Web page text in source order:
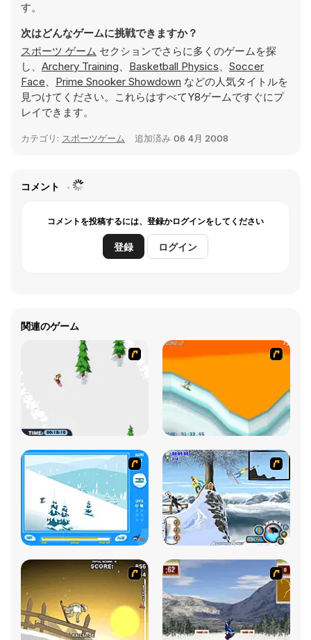
す。
次はどんなゲームに挑戦できますか？
スポーツ ゲーム セクションでさらに多くのゲームを探
し、 Archery Training、 Basketball Physics、 Soccer
Face、 Prime Snooker Showdown などの人気タイトルを
見つけてください。これらはすべてY8ゲームですぐにプ
レイできます。
カテゴリ: スポーツゲーム 追加済み 06 4月 2008
コメント
コメントを投稿するには、登録かログインをしてください
登録 ログイン
関連のゲーム